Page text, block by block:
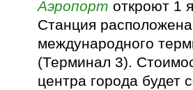
Аэропорт откроют 1
Станция
международного
(Терминал 3).
центра города будет